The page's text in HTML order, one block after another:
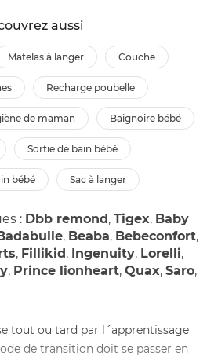
aussi
matelas à langer couche
recharge poubelle
de maman baignoire bébé
sortie de bain bébé
bébé sac à langer
: Dbb remond, Tigex, Baby
, Beaba, Bebeconfort,
, Fillikid, Ingenuity, Lorelli,
, Prince lionheart, Quax, Saro,
tout ou tard par l´apprentissage
de transition doit se passer en